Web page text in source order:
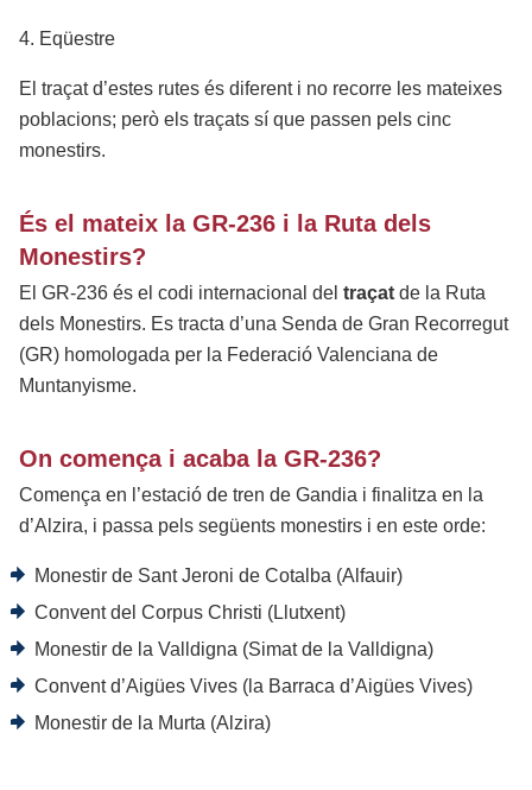
4. Eqüestre
El traçat d’estes rutes és diferent i no recorre les mateixes
poblacions; però els traçats sí que passen pels cinc
monestirs.
És el mateix la GR-236 i la Ruta dels
Monestirs?
El GR-236 és el codi internacional deltraçat de la Ruta
dels Monestirs. Es tracta d’una Senda de Gran Recorregut
(GR) homologada per la Federació Valenciana de
Muntanyisme.
On comença i acaba la GR-236?
Comença en l’estació de tren de Gandia i finalitza en la
d’Alzira, i passa pels següents monestirs i en este orde:
Monestir de Sant Jeroni de Cotalba (Alfauir)
Convent del Corpus Christi (Llutxent)
Monestir de la Valldigna (Simat de la Valldigna)
Convent d’Aigües Vives (la Barraca d’Aigües Vives)
Monestir de la Murta (Alzira)